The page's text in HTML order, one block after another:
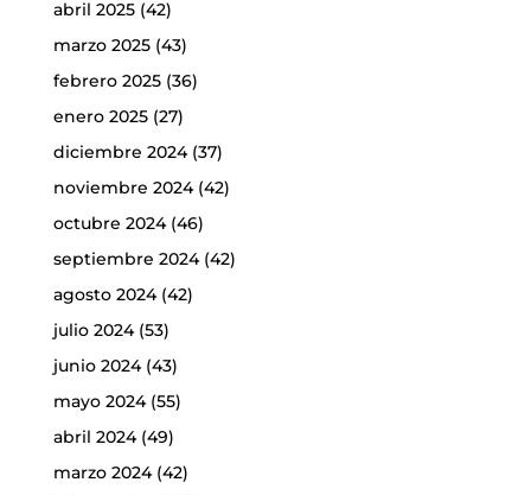
abril 2025(42)
marzo 2025(43)
febrero 2025(36)
enero 2025(27)
diciembre 2024(37)
noviembre 2024(42)
octubre 2024(46)
septiembre 2024(42)
agosto 2024(42)
julio 2024(53)
junio 2024(43)
mayo 2024(55)
abril 2024(49)
marzo 2024(42)